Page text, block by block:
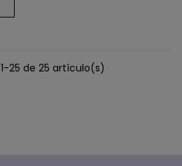
25 de 25 artículo(s)